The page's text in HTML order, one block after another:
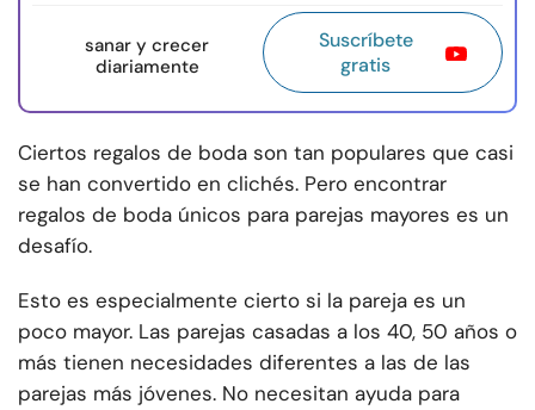
sanar y crecer
diariamente
Suscríbete
gratis
Ciertos regalos de boda son tan populares que casi
se han convertido en clichés. Pero encontrar
regalos de boda únicos para parejas mayores es un
desafío.
Esto es especialmente cierto si la pareja es un
poco mayor. Las parejas casadas a los 40, 50 años o
más tienen necesidades diferentes a las de las
parejas más jóvenes. No necesitan ayuda para